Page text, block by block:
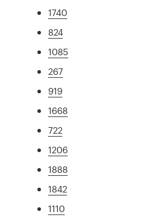
1740
824
1085
267
919
1668
722
1206
1888
1842
1110